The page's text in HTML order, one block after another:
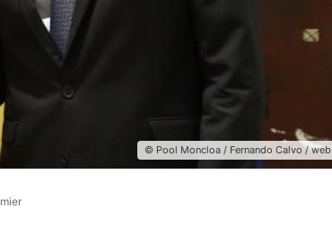
© Pool Moncloa / Fernando Calvo / web